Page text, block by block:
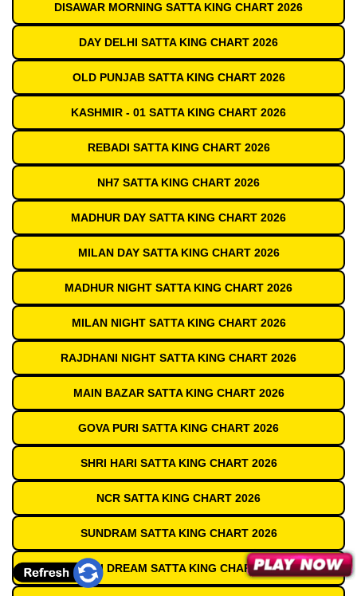
DISAWAR MORNING SATTA KING CHART 2026
DAY DELHI SATTA KING CHART 2026
OLD PUNJAB SATTA KING CHART 2026
KASHMIR - 01 SATTA KING CHART 2026
REBADI SATTA KING CHART 2026
NH7 SATTA KING CHART 2026
MADHUR DAY SATTA KING CHART 2026
MILAN DAY SATTA KING CHART 2026
MADHUR NIGHT SATTA KING CHART 2026
MILAN NIGHT SATTA KING CHART 2026
RAJDHANI NIGHT SATTA KING CHART 2026
MAIN BAZAR SATTA KING CHART 2026
GOVA PURI SATTA KING CHART 2026
SHRI HARI SATTA KING CHART 2026
NCR SATTA KING CHART 2026
SUNDRAM SATTA KING CHART 2026
DELHI DREAM SATTA KING CHART 2026